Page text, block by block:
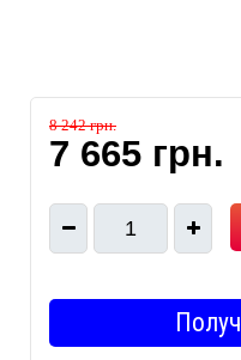
8 242 грн.
7 665 грн.
1